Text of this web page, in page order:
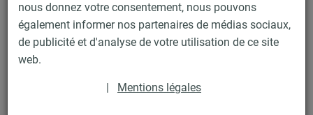
nous donnez votre consentement, nous pouvons
également informer nos partenaires de médias sociaux,
de publicité et d'analyse de votre utilisation de ce site
web.
| Mentions légales
Produits Technique de fixation Colliers Collier à vis
15 / 50
Collier à vis